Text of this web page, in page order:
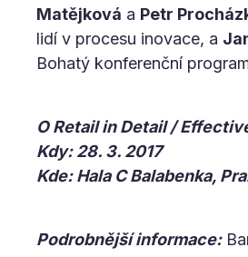
Matějková a Petr
lidí v procesu inovace, a
Bohatý konferenční
O Retail in Detail /
Kdy: 28. 3. 2017
Kde: Hala C Balabenka,
Podrobnější informace: